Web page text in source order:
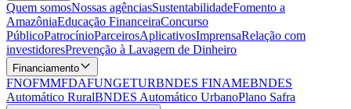
Quem somosNossas agênciasSustentabilidadeFomento a
AmazôniaEducação FinanceiraConcurso
PúblicoPatrocínioParceirosAplicativosImprensaRelação com
investidoresPrevenção à Lavagem de Dinheiro
Financiamento
FNOFMMFDAFUNGETURBNDES FINAMEBNDES
Automático RuralBNDES Automático UrbanoPlano Safra